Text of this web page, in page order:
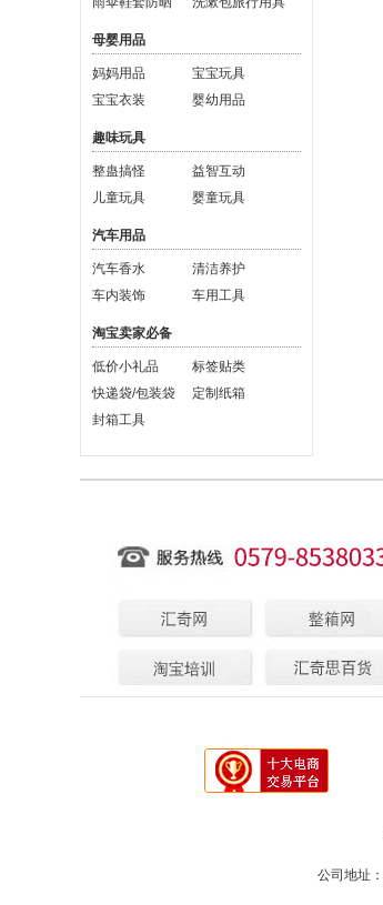
母婴用品
妈妈用品
宝宝玩具
宝宝衣装
婴幼用品
趣味玩具
整蛊搞怪
益智互动
儿童玩具
婴童玩具
汽车用品
汽车香水
清洁养护
车内装饰
车用工具
淘宝卖家必备
低价小礼品
标签贴类
快递袋/包装袋
定制纸箱
封箱工具
公司地址：